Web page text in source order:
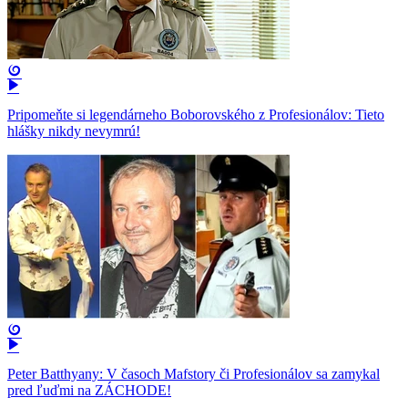
Pripomeňte si legendárneho Boborovského z Profesionálov: Tieto
hlášky nikdy nevymrú!
Peter Batthyany: V časoch Mafstory či Profesionálov sa zamykal
pred ľuďmi na ZÁCHODE!